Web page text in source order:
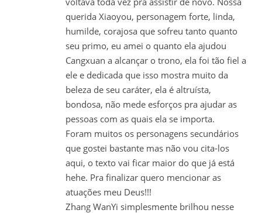
querida Xiaoyou, personagem forte, linda,
humilde, corajosa que sofreu tanto quanto
seu primo, eu amei o quanto ela ajudou
Cangxuan a alcançar o trono, ela foi tão fiel a
ele e dedicada que isso mostra muito da
beleza de seu caráter, ela é altruísta,
bondosa, não mede esforços pra ajudar as
pessoas com as quais ela se importa.
Foram muitos os personagens secundários
que gostei bastante mas não vou cita-los
aqui, o texto vai ficar maior do que já está
hehe. Pra finalizar quero mencionar as
atuações meu Deus!!!
Zhang WanYi simplesmente brilhou nesse